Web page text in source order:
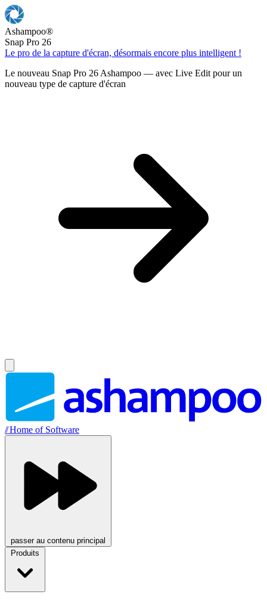
Ashampoo®
Snap Pro 26
Le pro de la capture d'écran, désormais encore plus intelligent !
Le nouveau Snap Pro 26 Ashampoo — avec Live Edit pour un
nouveau type de capture d'écran
//Home of Software
passer au contenu principal
Produits